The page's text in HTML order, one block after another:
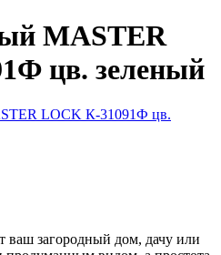
MASTER
цв. зеленый
ваш загородный дом, дачу или